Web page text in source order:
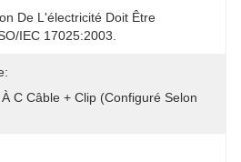
De L'électricité Doit Être
IEC 17025:2003.
C Câble + Clip (configuré Selon